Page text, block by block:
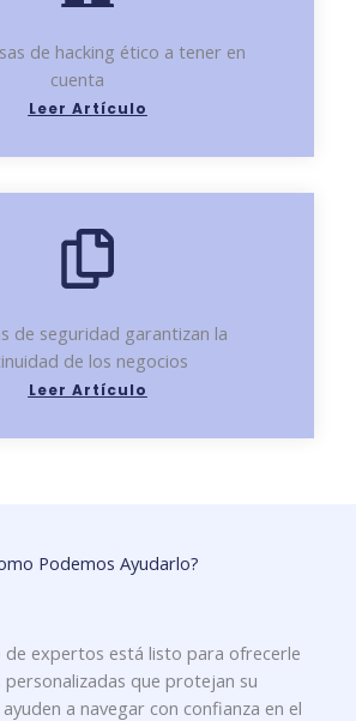
de hacking ético a tener en
cuenta
Leer Artículo
de seguridad garantizan la
de los negocios
Leer Artículo
Podemos Ayudarlo?
expertos está listo para ofrecerle
personalizadas que protejan su
a navegar con confianza en el